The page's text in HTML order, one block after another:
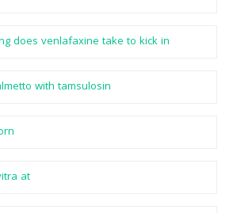
does venlafaxine take to kick in
with tamsulosin
at